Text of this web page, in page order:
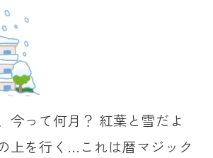
今って何月？ 紅葉と雪だよ
上を行く…これは暦マジック